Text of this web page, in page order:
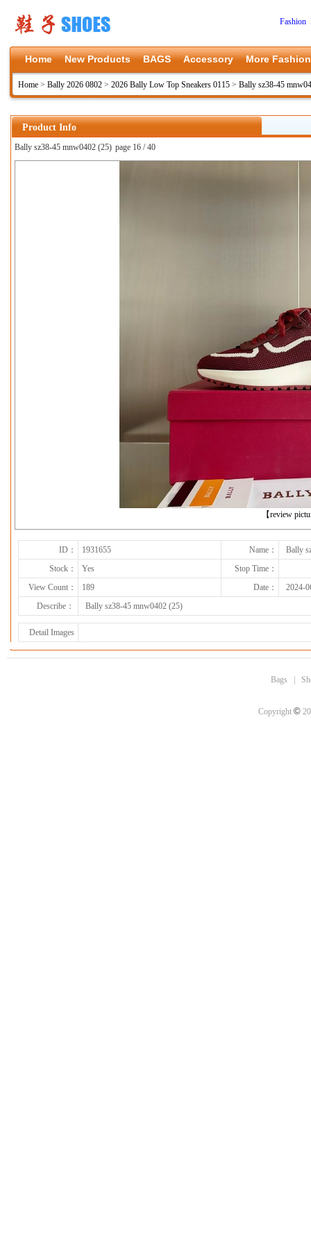
Fashion
Home New Products BAGS Accessory More Fashion
Home > Bally 2026 0802 > 2026 Bally Low Top Sneakers 0115 > Bally sz38-45
Product Info
Bally sz38-45 mnw0402 (25) page 16 / 40
【review
下一张
ID： 1931655 Name：
Bally
Stock：
Yes
Stop Time：
View Count：
189 Date：
2024-
Describe：
Bally sz38-45 mnw0402 (25)
Detail Images
Bags
Copyright ©